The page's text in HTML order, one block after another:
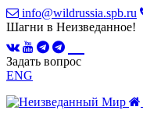
info@wildrussia.spb.ru
Шагни в Неизведанное!
Задать вопрос
ENG